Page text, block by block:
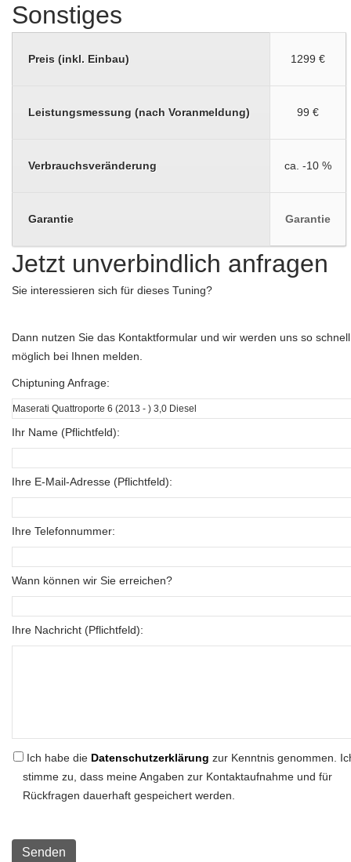
Sonstiges
Preis (inkl. Einbau) 1299 €
Leistungsmessung (nach Voranmeldung) 99 €
Verbrauchsveränderung ca. -10 %
Garantie Garantie
Jetzt unverbindlich anfragen
Sie interessieren sich für dieses Tuning?
Dann nutzen Sie das Kontaktformular und wir werden uns so
möglich bei Ihnen melden.
Chiptuning Anfrage:
Ihr Name (Pflichtfeld):
Ihre E-Mail-Adresse (Pflichtfeld):
Ihre Telefonnummer:
Wann können wir Sie erreichen?
Ihre Nachricht (Pflichtfeld):
Ich habe die Datenschutzerklärung zur Kenntnis genommen.
stimme zu, dass meine Angaben zur Kontaktaufnahme und für
Rückfragen dauerhaft gespeichert werden.